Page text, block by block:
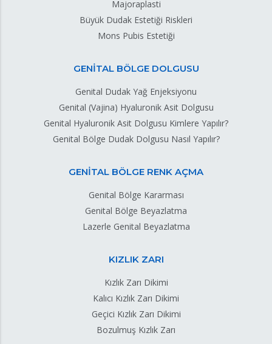
Majoraplasti
Büyük Dudak Estetiği Riskleri
Mons Pubis Estetiği
GENİTAL BÖLGE DOLGUSU
Genital Dudak Yağ Enjeksiyonu
Genital (Vajina) Hyaluronik Asit Dolgusu
Genital Hyaluronik Asit Dolgusu Kimlere Yapılır?
Genital Bölge Dudak Dolgusu Nasıl Yapılır?
GENİTAL BÖLGE RENK AÇMA
Genital Bölge Kararması
Genital Bölge Beyazlatma
Lazerle Genital Beyazlatma
KIZLIK ZARI
Kızlık Zarı Dikimi
Kalıcı Kızlık Zarı Dikimi
Geçici Kızlık Zarı Dikimi
Bozulmuş Kızlık Zarı